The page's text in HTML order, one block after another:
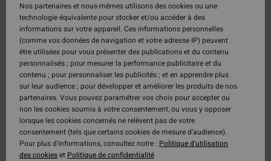
Nos partenaires et nous-mêmes utilisons des cookies ou une
technologie équivalente pour stocker et/ou accéder à des
informations sur votre appareil. Ces informations personnelles
(comme vos données de navigation et votre adresse IP) peuvent
être utilisées pour vous présenter des publications et du contenu
personnalisés ; pour mesurer la performance publicitaire et du
contenu ; pour personnaliser les publicités ; et en apprendre plus
sur leur audience ; pour développer et améliorer les produits de nos
partenaires. Vous pouvez paramétrer vos choix pour accepter ou
non les cookies soumis à votre consentement, ou vous y opposer
lorsque les cookies concernés ne relèvent pas de votre
consentement (tels que certains cookies de mesure d’audience).
Pour plus d'informations, consultez notre : Politique d'utilisation
des cookieset Politique de confidentialité